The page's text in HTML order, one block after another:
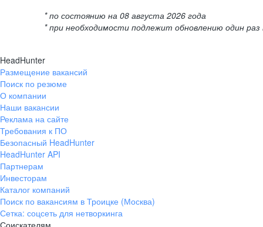
* по состоянию на 08 августа 2026 года
* при необходимости подлежит обновлению один раз
HeadHunter
Размещение вакансий
Поиск по резюме
О компании
Наши вакансии
Реклама на сайте
Требования к ПО
Безопасный HeadHunter
HeadHunter API
Партнерам
Инвесторам
Каталог компаний
Поиск по вакансиям в Троицке (Москва)
Сетка: соцсеть для нетворкинга
Соискателям